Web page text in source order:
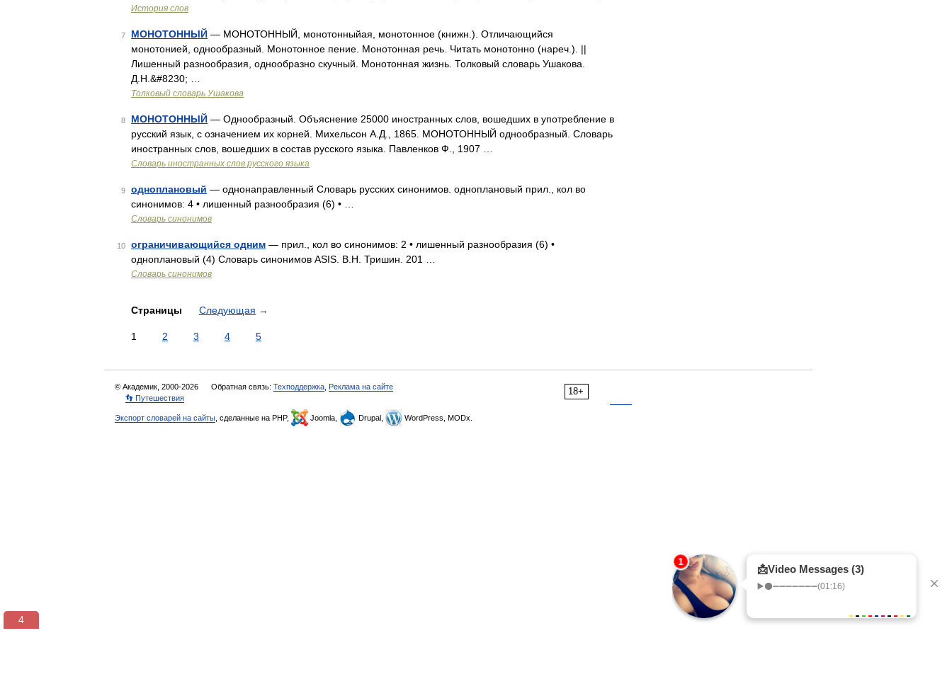
История слов
7 МОНОТОННЫЙ — МОНОТОННЫЙ, монотонныйая, монотонное (книжн.). Отличающийся
монотонией, однообразный. Монотонное пение. Монотонная речь. Читать монотонно (нареч.). ||
Лишенный разнообразия, однообразно скучный. Монотонная жизнь. Толковый словарь Ушакова.
Д.Н.&#8230; …
Толковый словарь Ушакова
8 МОНОТОННЫЙ — Однообразный. Объяснение 25000 иностранных слов, вошедших в употребление в
русский язык, с означением их корней. Михельсон А.Д., 1865. МОНОТОННЫЙ однообразный. Словарь
иностранных слов, вошедших в состав русского языка. Павленков Ф., 1907 …
Словарь иностранных слов русского языка
9 одноплановый — однонаправленный Словарь русских синонимов. одноплановый прил., кол во
синонимов: 4 • лишенный разнообразия (6) • …
Словарь синонимов
10 ограничивающийся одним — прил., кол во синонимов: 2 • лишенный разнообразия (6) •
одноплановый (4) Словарь синонимов ASIS. В.Н. Тришин. 201 …
Словарь синонимов
Страницы Следующая →
1 2 3 4 5
18+
© Академик, 2000-2026 Обратная связь: Техподдержка Реклама на сайте
👣 Путешествия
Экспорт словарей на сайты , сделанные на PHP, Joomla, Drupal, WordPress, MODx.
3